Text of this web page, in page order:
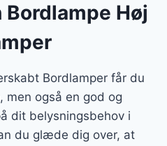
Høj
Bordlamper får du
men også en god og
dit belysningsbehov i
du glæde dig over, at